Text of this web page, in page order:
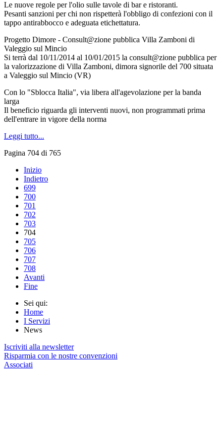
Le nuove regole per l'olio sulle tavole di bar e ristoranti.
Pesanti sanzioni per chi non rispetterà l'obbligo di confezioni con il
tappo antirabbocco e adeguata etichettatura.
Progetto Dimore - Consult@zione pubblica Villa Zamboni di
Valeggio sul Mincio
Si terrà dal 10/11/2014 al 10/01/2015 la consult@zione pubblica per
la valorizzazione di Villa Zamboni, dimora signorile del 700 situata
a Valeggio sul Mincio (VR)
Con lo "Sblocca Italia", via libera all'agevolazione per la banda
larga
Il beneficio riguarda gli interventi nuovi, non programmati prima
dell'entrare in vigore della norma
Leggi tutto...
Pagina 704 di 765
Inizio
Indietro
699
700
701
702
703
704
705
706
707
708
Avanti
Fine
Sei qui:
Home
I Servizi
News
Iscriviti alla newsletter
Risparmia con le nostre convenzioni
Associati